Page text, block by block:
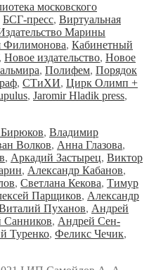
московского
БСГ-пресс, Виртуальная
Марины
Филимонова, Кабинетный
Новое издательство, Новое
, Полифем, Порядок
, СТиХИ, Цирк Олимп +
, Jaromir Hladik press,
, Владимир
Волков, Анна Глазова,
, Аркадий Застырец, Виктор
, Александр Кабанов,
, Светлана Кекова, Тимур
Парщиков, Александр
Пуханов, Андрей
Санников, Андрей Сен-
Туренко, Феликс Чечик,